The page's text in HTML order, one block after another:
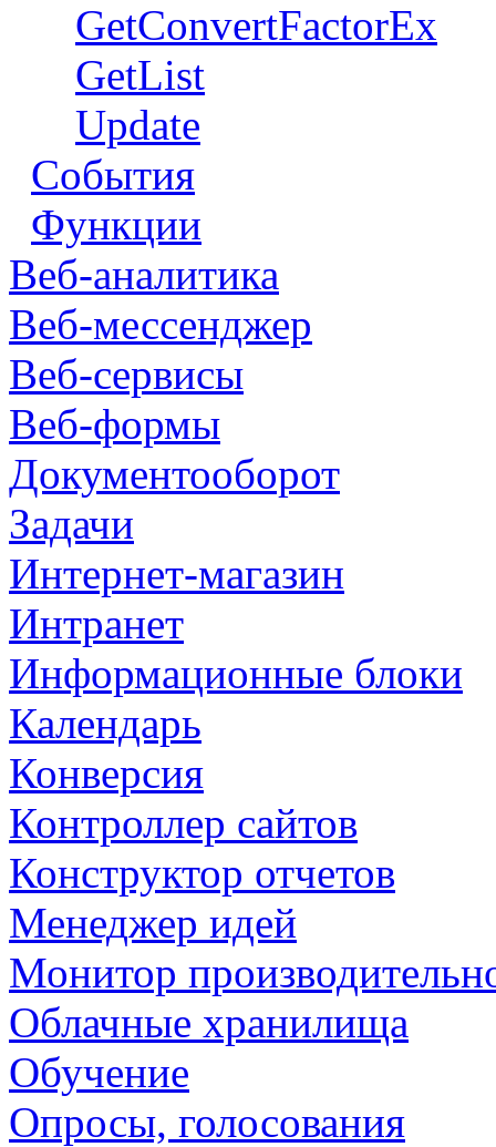
GetConvertFactorEx
GetList
Update
События
Функции
Веб-аналитика
Веб-мессенджер
Веб-сервисы
Веб-формы
Документооборот
Задачи
Интернет-магазин
Интранет
Информационные блоки
Календарь
Конверсия
Контроллер сайтов
Конструктор отчетов
Менеджер идей
Монитор
Облачные хранилища
Обучение
Опросы, голосования